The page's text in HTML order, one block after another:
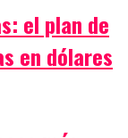
el plan de
en dólares